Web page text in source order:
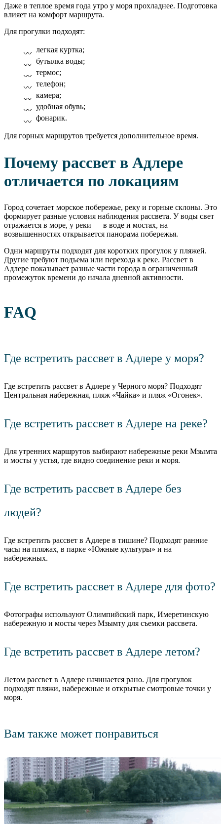
Даже в теплое время года утро у моря прохладнее. Подготовка
влияет на комфорт маршрута.
Для прогулки подходят:
легкая куртка;
бутылка воды;
термос;
телефон;
камера;
удобная обувь;
фонарик.
Для горных маршрутов требуется дополнительное время.
Почему рассвет в Адлере
отличается по локациям
Город сочетает морское побережье, реку и горные склоны. Это
формирует разные условия наблюдения рассвета. У воды свет
отражается в море, у реки — в воде и мостах, на
возвышенностях открывается панорама побережья.
Одни маршруты подходят для коротких прогулок у пляжей.
Другие требуют подъема или перехода к реке. Рассвет в
Адлере показывает разные части города в ограниченный
промежуток времени до начала дневной активности.
FAQ
Где встретить рассвет в Адлере у моря?
Где встретить рассвет в Адлере у Черного моря? Подходят
Центральная набережная, пляж «Чайка» и пляж «Огонек».
Где встретить рассвет в Адлере на реке?
Для утренних маршрутов выбирают набережные реки Мзымта
и мосты у устья, где видно соединение реки и моря.
Где встретить рассвет в Адлере без
людей?
Где встретить рассвет в Адлере в тишине? Подходят ранние
часы на пляжах, в парке «Южные культуры» и на
набережных.
Где встретить рассвет в Адлере для фото?
Фотографы используют Олимпийский парк, Имеретинскую
набережную и мосты через Мзымту для съемки рассвета.
Где встретить рассвет в Адлере летом?
Летом рассвет в Адлере начинается рано. Для прогулок
подходят пляжи, набережные и открытые смотровые точки у
моря.
Вам также может понравиться